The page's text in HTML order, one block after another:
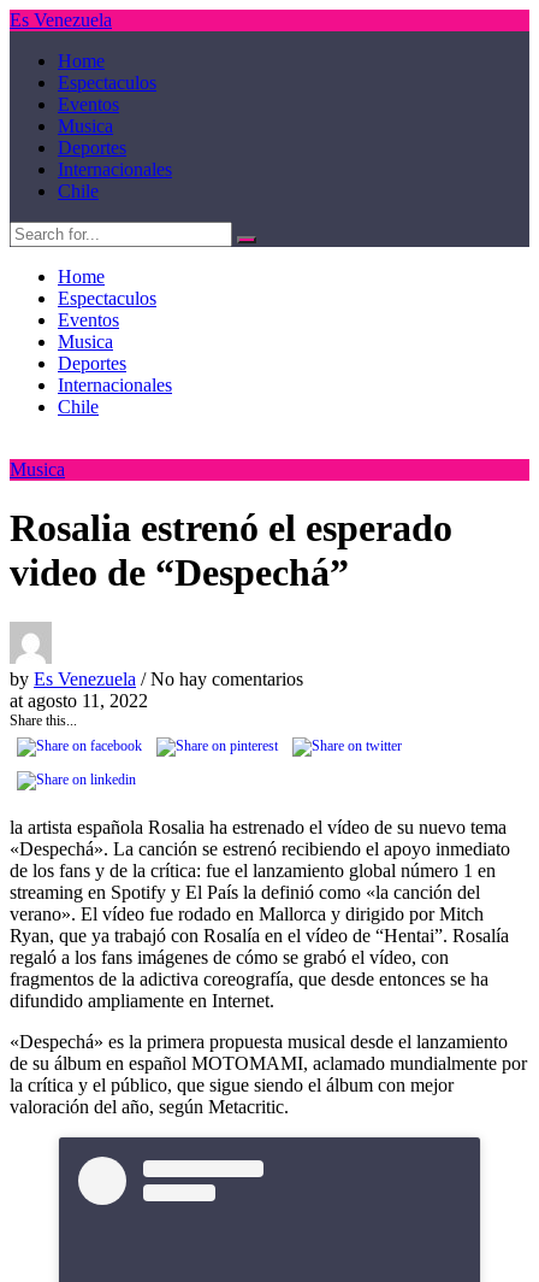
Es Venezuela
Home
Espectaculos
Eventos
Musica
Deportes
Internacionales
Chile
Home
Espectaculos
Eventos
Musica
Deportes
Internacionales
Chile
Musica
Rosalia estrenó el esperado
video de “Despechá”
by Es Venezuela / No hay comentarios
at agosto 11, 2022
Share this...
la artista española Rosalia ha estrenado el vídeo de su nuevo tema
«Despechá». La canción se estrenó recibiendo el apoyo inmediato
de los fans y de la crítica: fue el lanzamiento global número 1 en
streaming en Spotify y El País la definió como «la canción del
verano». El vídeo fue rodado en Mallorca y dirigido por Mitch
Ryan, que ya trabajó con Rosalía en el vídeo de “Hentai”. Rosalía
regaló a los fans imágenes de cómo se grabó el vídeo, con
fragmentos de la adictiva coreografía, que desde entonces se ha
difundido ampliamente en Internet.
«Despechá» es la primera propuesta musical desde el lanzamiento
de su álbum en español MOTOMAMI, aclamado mundialmente por
la crítica y el público, que sigue siendo el álbum con mejor
valoración del año, según Metacritic.